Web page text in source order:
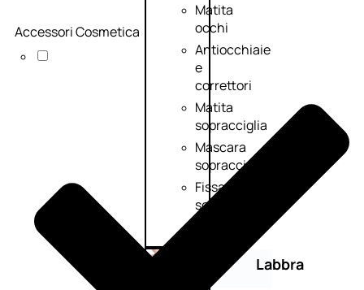
Matita
occhi
Antiocchiaie
e
correttori
Matita
sopracciglia
Mascara
sopracciglia
Fissante
sopracciglia
Labbra
Accessori Cosmetica